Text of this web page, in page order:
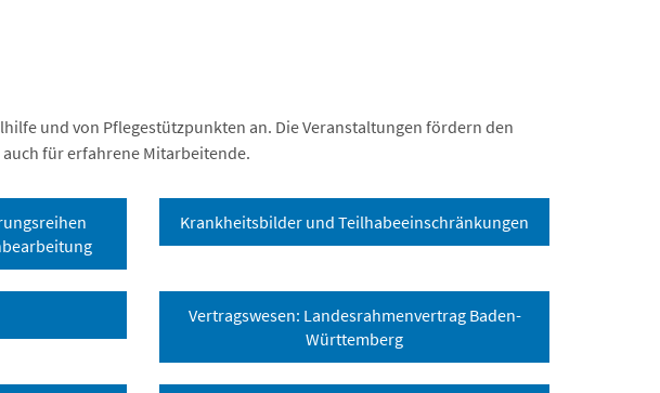
und von Pflegestützpunkten an. Die Veranstaltungen fördern den
für erfahrene Mitarbeitende.
Krankheitsbilder und Teilhabeeinschränkungen
Vertragswesen: Landesrahmenvertrag Baden-
Württemberg